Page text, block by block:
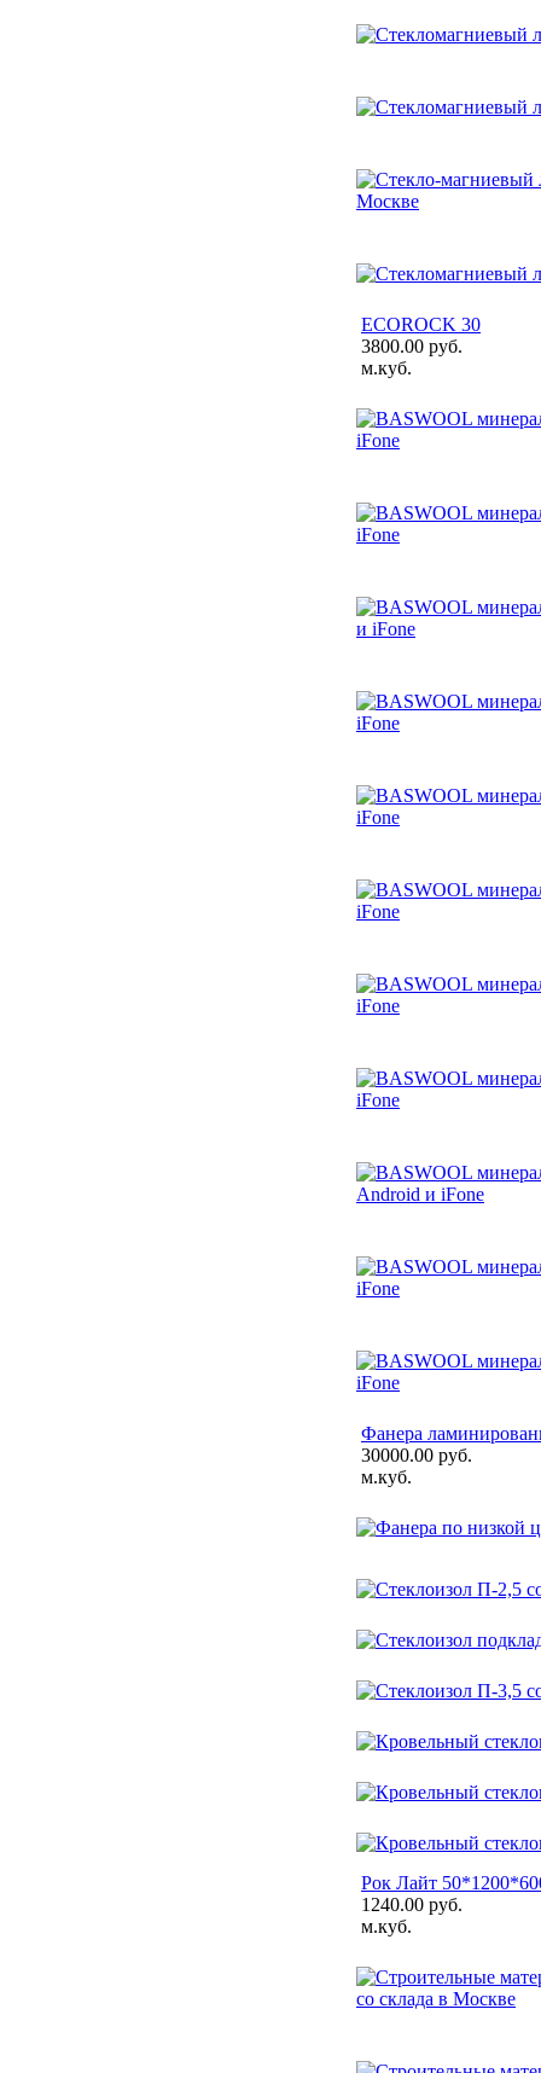
ECOROCK 30
3800.00 руб.
м.куб.
Фанера
30000.00 руб.
м.куб.
Рок Лайт
1240.00 руб.
м.куб.